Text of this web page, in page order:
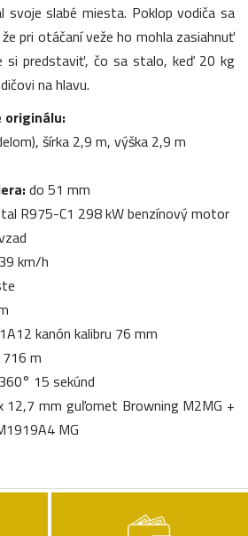
svoje slabé miesta. Poklop vodiča sa
pri otáčaní veže ho mohla zasiahnuť
si predstaviť, čo sa stalo, keď 20 kg
na hlavu.
originálu:
šírka 2,9 m, výška 2,9 m
do 51 mm
R975-C1 298 kW benzínový motor
39 km/h
kanón kalibru 76 mm
m
15 sekúnd
12,7 mm guľomet Browning M2MG +
MG